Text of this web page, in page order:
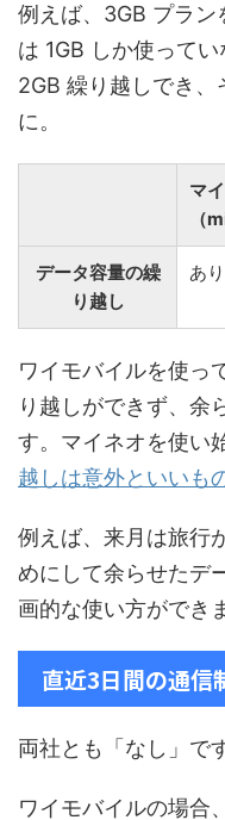
例えば、3GB プラン
は 1GB しか使って
2GB 繰り越しでき
に。
マ
（
データ容量の繰
り越し
あり
ワイモバイルを使っ
り越しができず、余
す。マイネオを使い
越しは意外といいも
例えば、来月は旅行
めにして余らせたデ
画的な使い方ができ
直近3日間の通信
両社とも「なし」で
ワイモバイルの場合